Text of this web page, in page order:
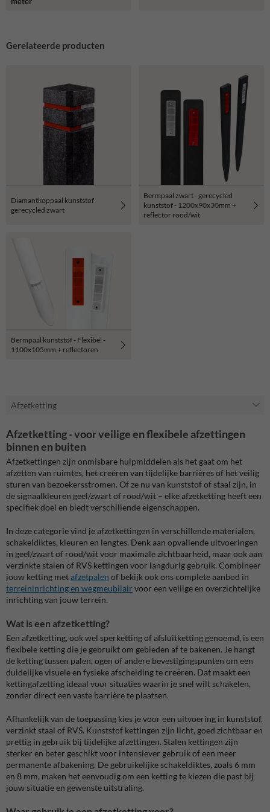
Gerelateerde producten
Diamantkoppaal kunststof
gerecycled zwart
Bermpaal zwart - gerecycled
kunststof - 1200x90x30mm +
reflector rood/wit
Bermpaal kunststof - Flexibel -
1100x105mm + reflectoren
Afzetketting
Afzetketting - voor veilige en flexibele afzettingen
binnen en buiten
Afzetkettingen zijn onmisbare hulpmiddelen als het gaat om het
afzetten van ruimtes, het creëren van tijdelijke barrières of het veilig
sturen van bezoekersstromen. Of ze nu van kunststof of staal zijn, in
de signaalkleuren geel/zwart of rood/wit – elke afzetketting heeft een
specifiek doel en biedt verschillende eigenschappen.
In deze categorie vind je afzetkettingen in verschillende materialen,
schakeldiktes, kleuren en lengtes. Denk aan opvallende uitvoeringen
in geel/zwart of rood/wit voor maximale zichtbaarheid, maar ook aan
verzinkte stalen of RVS kettingen voor langdurig gebruik. Combineer
jouw ketting metafzetpalen of bekijk ook ons complete aanbod in
terreininrichting en wegmeubilair voor een veilige en overzichtelijke
inrichting van jouw terrein.
Wat is een afzetketting?
Een afzetketting, ook wel sperketting of afsluitketting genoemd, is een
flexibele ketting die je gebruikt om gebieden af te bakenen. Je hangt
de ketting tussen palen, ogen of andere bevestigingspunten om een
duidelijke visuele en fysieke afscheiding te creëren. Dat maakt een
kettingafzetting ideaal voor situaties waarin je snel wilt schakelen,
zonder direct een vaste barrière te plaatsen.
Afhankelijk van de toepassing kies je voor een uitvoering in kunststof,
verzinkt staal of RVS. Kunststof kettingen zijn licht, goed zichtbaar en
prettig in gebruik bij tijdelijke afzettingen. Stalen kettingen zijn
sterker en beter geschikt voor intensiever gebruik of een meer
permanente afbakening. De gebruikelijke schakeldiktes, zoals 6 mm
en 8 mm, maken het eenvoudig om een ketting te kiezen die past bij
jouw situatie en gewenste uitstraling.